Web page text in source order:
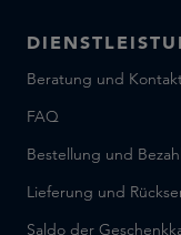
Beratung und
FAQ
Bestellung und
Lieferung und
Saldo der